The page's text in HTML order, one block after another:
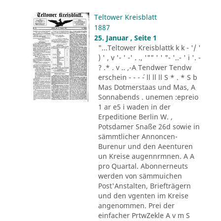
Teltower Kreisblatt
1887
25. Januar , Seite 1
"...Teltower Kreisblattk k k - '/ '
) ' , v '- ' -' . ., '"" ' ' "- '..- ' i '. -
? .* . v .. ,-A Tendwer Tendw
erschein - - - ´- ll ll ll S * . * S b
Mas Dotmerstaas und Mas, A
Sonnabends . unemen :epreio
1 ar e5 i waden in der
Erpeditione Berlin W. ,
Potsdamer Snaße 26d sowie in
sämmtlicher Annoncen-
Burenur und den Aeenturen
un Kreise augennrmnen. A A
pro Quartal. Abonnerneuts
werden von sämmuichen
Post'Anstalten, Briefträgern
und den vgenten im Kreise
angenommen. Prei der
einfacher PrtwZekle A v m S